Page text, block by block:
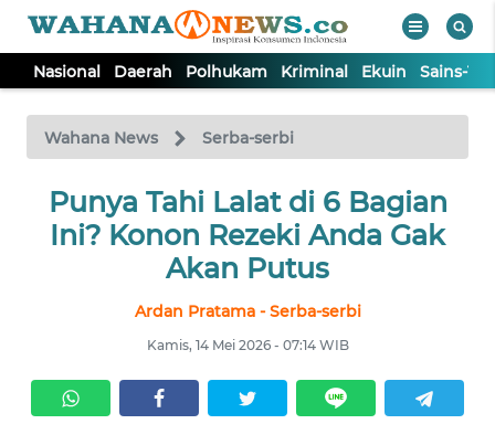
Nasional Daerah Polhukam Kriminal Ekuin Sains-
Wahana News Serba-serbi
Punya Tahi Lalat di 6 Bagian
Ini? Konon Rezeki Anda Gak
Akan Putus
Ardan Pratama - Serba-serbi
Kamis, 14 Mei 2026 - 07:14 WIB
TV
Tutup
NASIONAL
KRIMINAL